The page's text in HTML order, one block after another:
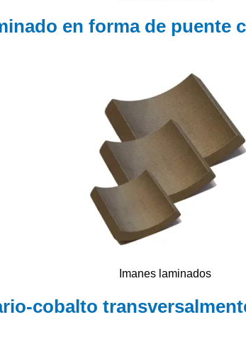
en forma de puente
Imanes laminados
cobalto